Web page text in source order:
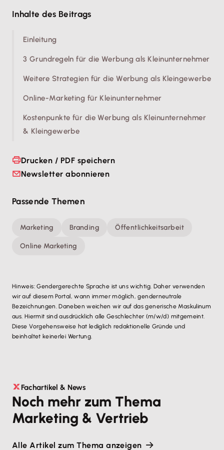
Inhalte des Beitrags
Einleitung
3 Grundregeln für die Werbung als Kleinunternehmer
Weitere Strategien für die Werbung als Kleingewerbe
Online-Marketing für Kleinunternehmer
Kostenpunkte für die Werbung als Kleinunternehmer
& Kleingewerbe
Drucken / PDF speichern
Newsletter abonnieren
Passende Themen
Marketing Branding Öffentlichkeitsarbeit
Online Marketing
Hinweis: Gendergerechte Sprache ist uns wichtig. Daher verwenden
wir auf diesem Portal, wann immer möglich, genderneutrale
Bezeichnungen. Daneben weichen wir auf das generische Maskulinum
aus. Hiermit sind ausdrücklich alle Geschlechter (m/w/d) mitgemeint.
Diese Vorgehensweise hat lediglich redaktionelle Gründe und
beinhaltet keinerlei Wertung.
Fachartikel & News
Noch mehr zum Thema
Marketing & Vertrieb
Alle Artikel zum Thema anzeigen